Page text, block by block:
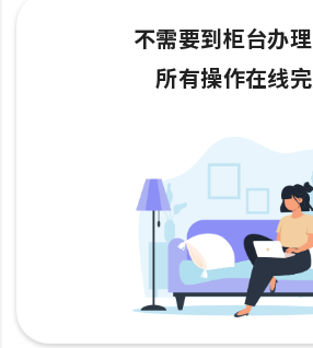
不需要到柜台办
所有操作在线